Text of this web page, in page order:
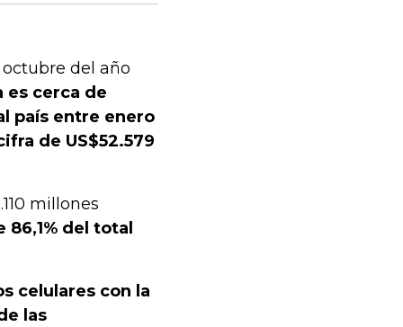
del año
es cerca de
país entre enero
de US$52.579
millones
del total
celulares con la
las